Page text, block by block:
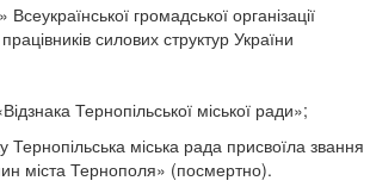
громадської організації
силових структур України
міської ради»;
міська рада присвоїла звання
міста Тернополя» (посмертно).